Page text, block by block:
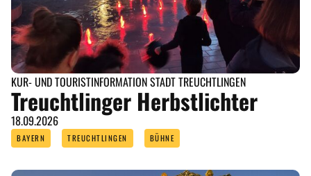
KUR- UND TOURISTINFORMATION STADT TREUCHTLINGEN
Treuchtlinger Herbstlichter
18.09.2026
BAYERN TREUCHTLINGEN BÜHNE